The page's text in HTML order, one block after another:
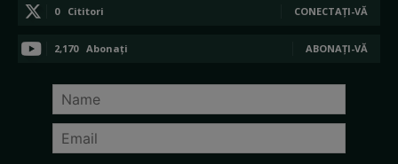
0 Cititori CONECTAȚI-VĂ
2,170 Abonați ABONAȚI-VĂ